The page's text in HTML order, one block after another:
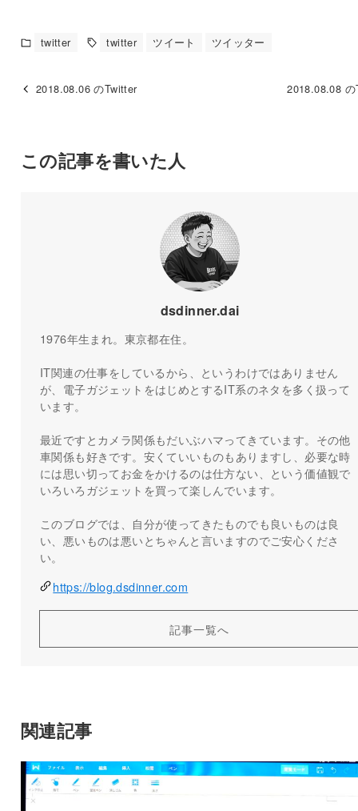
twitter twitter ツイート ツイッター
2018.08.06 のTwitter 2018.08.08
この記事を書いた人
dsdinner.dai
1976年生まれ。東京都在住。
IT関連の仕事をしているから、というわけではありません
が、電子ガジェットをはじめとするIT系のネタを多く扱って
います。
最近ですとカメラ関係もだいぶハマってきています。その他
車関係も好きです。安くていいものもありますし、必要な時
には思い切ってお金をかけるのは仕方ない、という価値観で
いろいろガジェットを買って楽しんでいます。
このブログでは、自分が使ってきたものでも良いものは良
い、悪いものは悪いとちゃんと言いますのでご安心くださ
い。
https://blog.dsdinner.com
記事一覧へ
関連記事